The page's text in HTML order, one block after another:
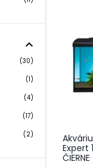
expand_less
(30)
(1)
(4)
(17)
(2)
Typy
2.Mini
Expert
ČIERNE